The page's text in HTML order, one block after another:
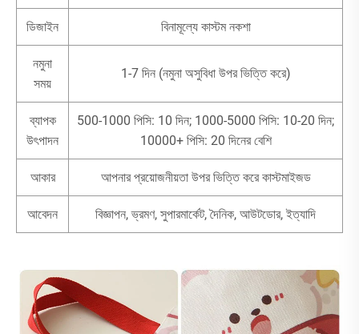
ডিজাইন বিনামূল্যে কাস্টম নকশা
নমুনা
সময়
1-7 দিন (নমুনা অসুবিধা উপর ভিত্তি করে)
ব্যাপক
উৎপাদন
500-1000 পিসি: 10 দিন; 1000-5000 পিসি: 10-20 দিন;
10000+ পিসি: 20 দিনের বেশি
আকার আপনার প্রয়োজনীয়তা উপর ভিত্তি করে কাস্টমাইজড
আবেদন বিজ্ঞাপন, ভ্রমণ, সুপারমার্কেট, দৈনিক, আউটডোর, ইত্যাদি